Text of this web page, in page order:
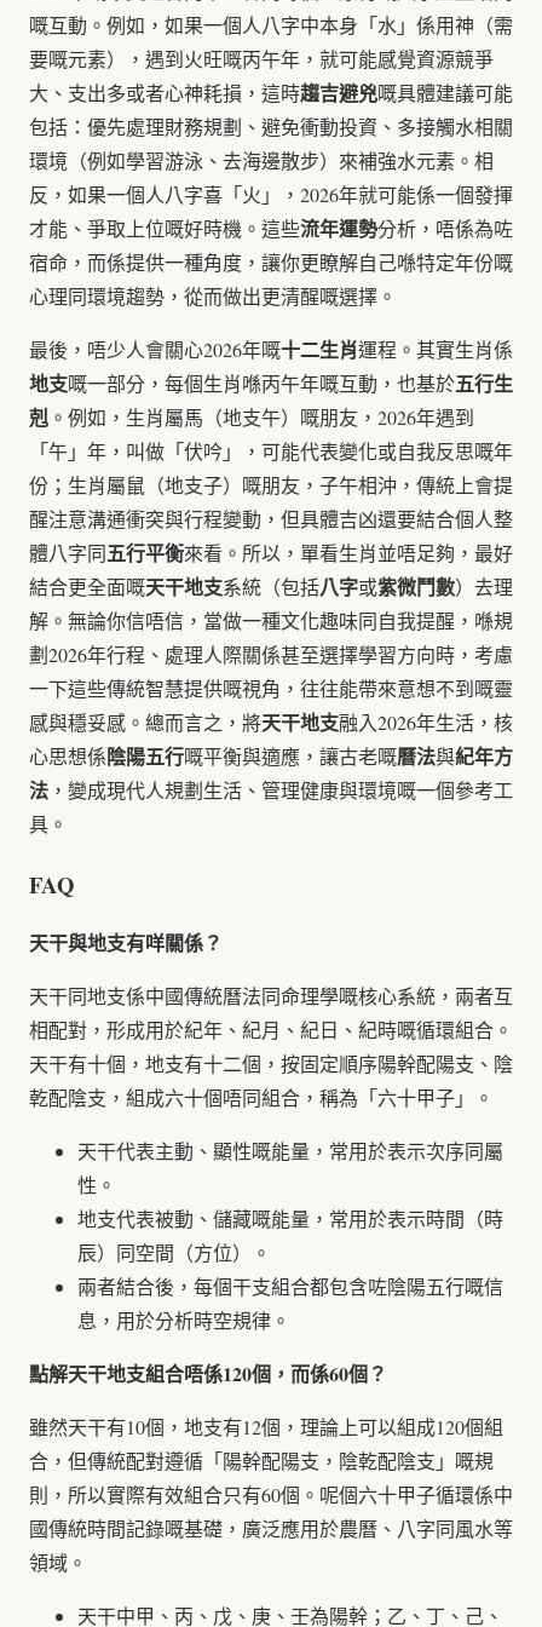
嘅互動。例如，如果一個人八字中本身「水」係用神（需
要嘅元素），遇到火旺嘅丙午年，就可能感覺資源競爭
大、支出多或者心神耗損，這時趨吉避兇嘅具體建議可能
包括：優先處理財務規劃、避免衝動投資、多接觸水相關
環境（例如學習游泳、去海邊散步）來補強水元素。相
反，如果一個人八字喜「火」，2026年就可能係一個發揮
才能、爭取上位嘅好時機。這些流年運勢分析，唔係為咗
宿命，而係提供一種角度，讓你更瞭解自己喺特定年份嘅
心理同環境趨勢，從而做出更清醒嘅選擇。
最後，唔少人會關心2026年嘅十二生肖運程。其實生肖係
地支嘅一部分，每個生肖喺丙午年嘅互動，也基於五行生
剋 。例如，生肖屬馬（地支午）嘅朋友，2026年遇到
「午」年，叫做「伏吟」，可能代表變化或自我反思嘅年
份；生肖屬鼠（地支子）嘅朋友，子午相沖，傳統上會提
醒注意溝通衝突與行程變動，但具體吉凶還要結合個人整
體八字同五行平衡來看。所以，單看生肖並唔足夠，最好
結合更全面嘅天干地支系統（包括八字或紫微鬥數）去理
解。無論你信唔信，當做一種文化趣味同自我提醒，喺規
劃2026年行程、處理人際關係甚至選擇學習方向時，考慮
一下這些傳統智慧提供嘅視角，往往能帶來意想不到嘅靈
感與穩妥感。總而言之，將天干地支融入2026年生活，核
心思想係陰陽五行嘅平衡與適應，讓古老嘅曆法與紀年方
法 ，變成現代人規劃生活、管理健康與環境嘅一個參考工
具。
FAQ
天干與地支有咩關係？
天干同地支係中國傳統曆法同命理學嘅核心系統，兩者互
相配對，形成用於紀年、紀月、紀日、紀時嘅循環組合。
天干有十個，地支有十二個，按固定順序陽幹配陽支、陰
乾配陰支，組成六十個唔同組合，稱為「六十甲子」。
天干代表主動、顯性嘅能量，常用於表示次序同屬
性。
地支代表被動、儲藏嘅能量，常用於表示時間（時
辰）同空間（方位）。
兩者結合後，每個干支組合都包含咗陰陽五行嘅信
息，用於分析時空規律。
點解天干地支組合唔係120個，而係60個？
雖然天干有10個，地支有12個，理論上可以組成120個組
合，但傳統配對遵循「陽幹配陽支，陰乾配陰支」嘅規
則，所以實際有效組合只有60個。呢個六十甲子循環係中
國傳統時間記錄嘅基礎，廣泛應用於農曆、八字同風水等
領域。
天干中甲、丙、戊、庚、壬為陽幹；乙、丁、己、